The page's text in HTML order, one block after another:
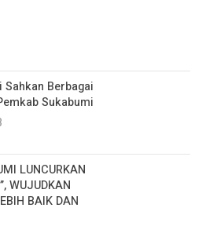
Sahkan Berbagai
Sukabumi
LUNCURKAN
WUJUDKAN
BAIK DAN